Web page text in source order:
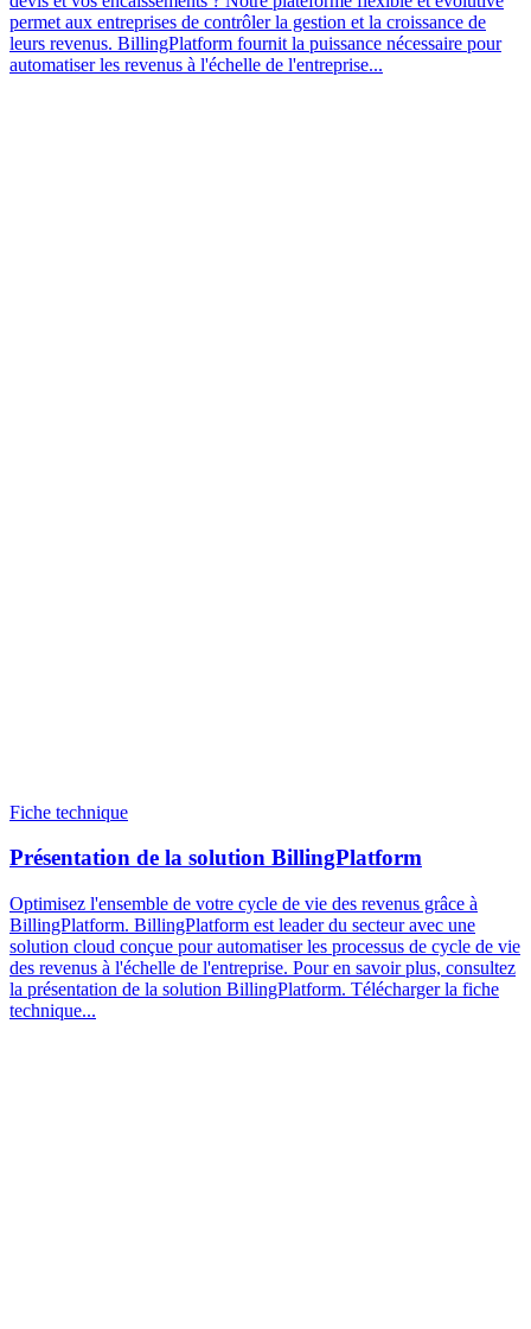
permet aux entreprises de contrôler la gestion et la croissance de
leurs revenus. BillingPlatform fournit la puissance nécessaire pour
automatiser les revenus à l'échelle de l'entreprise...
Fiche technique
Présentation de la solution BillingPlatform
Optimisez l'ensemble de votre cycle de vie des revenus grâce à
BillingPlatform. BillingPlatform est leader du secteur avec une
solution cloud conçue pour automatiser les processus de cycle de vie
des revenus à l'échelle de l'entreprise. Pour en savoir plus, consultez
la présentation de la solution BillingPlatform. Télécharger la fiche
technique...